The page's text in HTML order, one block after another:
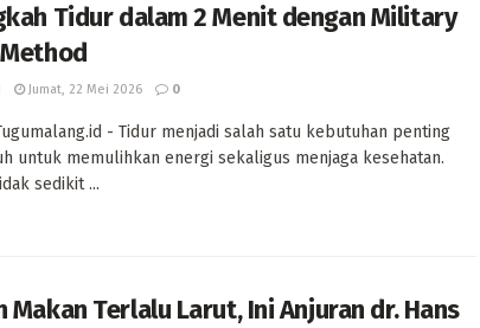
Tidur dalam 2 Menit dengan Military
Jumat, 22 Mei 2026 0
- Tidur menjadi salah satu kebutuhan penting
untuk memulihkan energi sekaligus menjaga kesehatan.
sedikit ...
Makan Terlalu Larut, Ini Anjuran dr. Hans